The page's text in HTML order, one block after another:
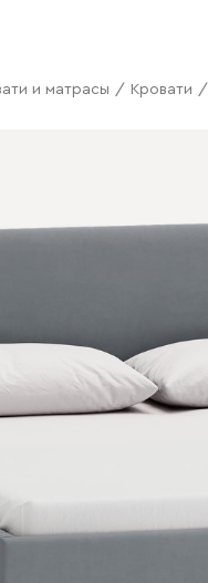
и матрасы / Кровати /